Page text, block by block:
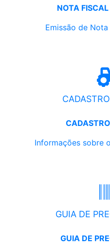
NOTA
Emissão de
Informações sobre
GUIA DE
GUIA DE